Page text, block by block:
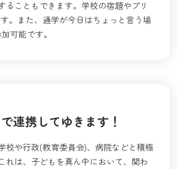
ることもできます。学校の宿題やプリ
。また、通学が今日はちょっと言う場
可能です。
連携してゆきます！
校や行政(教育委員会)、病院などと積極
れは、子どもを真ん中において、関わ